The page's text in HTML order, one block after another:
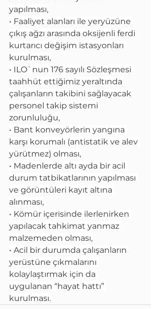
yapılması,
• Faaliyet alanları ile yeryüzüne
çıkış ağzı arasında oksijenli ferdi
kurtarıcı değişim istasyonları
kurulması,
• ILO`nun 176 sayılı Sözleşmesi
taahhüt ettiğimiz yeraltında
çalışanların takibini sağlayacak
personel takip sistemi
zorunluluğu,
• Bant konveyörlerin yangına
karşı korumalı (antistatik ve alev
yürütmez) olması,
• Madenlerde altı ayda bir acil
durum tatbikatlarının yapılması
ve görüntüleri kayıt altına
alınması,
• Kömür içerisinde ilerlenirken
yapılacak tahkimat yanmaz
malzemeden olması,
• Acil bir durumda çalışanların
yerüstüne çıkmalarını
kolaylaştırmak için da
uygulanan “hayat hattı”
kurulması.